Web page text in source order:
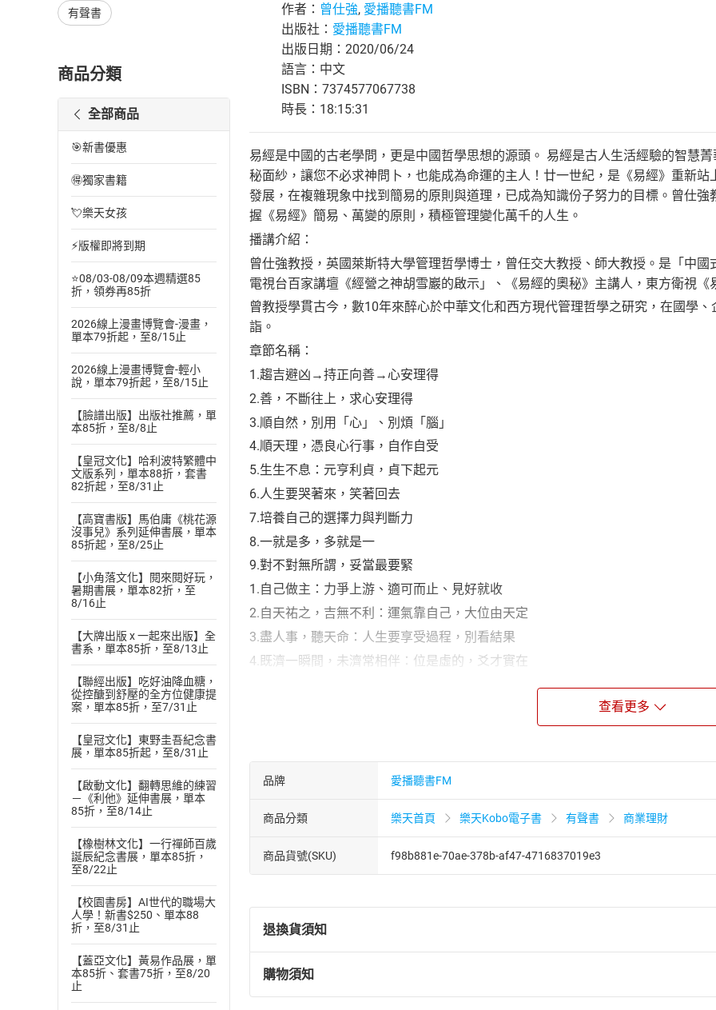
有聲書
商品分類
全部商品
🎯新書優惠
🉐獨家書籍
💘樂天女孩
⚡版權即將到期
⭐08/03-08/09本週精選85
折，領券再85折
2026線上漫畫博覽會-漫畫，
單本79折起，至8/15止
2026線上漫畫博覽會-輕小
說，單本79折起，至8/15止
【臉譜出版】出版社推薦，單
本85折，至8/8止
【皇冠文化】哈利波特繁體中
文版系列，單本88折，套書
82折起，至8/31止
【高寶書版】馬伯庸《桃花源
沒事兒》系列延伸書展，單本
85折起，至8/25止
【小角落文化】閱來閱好玩，
暑期書展，單本82折，至
8/16止
【大牌出版 x 一起來出版】全
書系，單本85折，至8/13止
【聯經出版】吃好油降血糖，
從控醣到舒壓的全方位健康提
案，單本85折，至7/31止
【皇冠文化】東野圭吾紀念書
展，單本85折起，至8/31止
【啟動文化】翻轉思維的練習
－《利他》延伸書展，單本
85折，至8/14止
【橡樹林文化】一行禪師百歲
誕辰紀念書展，單本85折，
至8/22止
【校園書房】AI世代的職場大
人學！新書$250、單本88
折，至8/31止
【蓋亞文化】黃易作品展，單
本85折、套書75折，至8/20
止
作者： 曾仕強, 愛播聽書FM
出版社： 愛播聽書FM
出版日期：2020/06/24
語言：中文
ISBN：7374577067738
時長：18:15:31
易經是中國的古老學問，更是中國哲學思想的源頭。 易經是古人生活經驗的智慧
秘面紗，讓您不必求神問卜，也能成為命運的主人！廿一世紀，是《易經》重新
發展，在複雜現象中找到簡易的原則與道理，已成為知識份子努力的目標。曾仕
握《易經》簡易、萬變的原則，積極管理變化萬千的人生。
播講介紹：
曾仕強教授，英國萊斯特大學管理哲學博士，曾任交大教授、師大教授。是「中
電視台百家講壇《經營之神胡雪巖的啟示」、《易經的奧秘》主講人，東方衛視《
曾教授學貫古今，數10年來醉心於中華文化和西方現代管理哲學之研究，在國學
詣。
章節名稱：
1.趨吉避凶→持正向善→心安理得
2.善，不斷往上，求心安理得
3.順自然，別用「心」、別煩「腦」
4.順天理，憑良心行事，自作自受
5.生生不息：元亨利貞，貞下起元
6.人生要哭著來，笑著回去
7.培養自己的選擇力與判斷力
8.一就是多，多就是一
9.對不對無所謂，妥當最要緊
1.自己做主：力爭上游、適可而止、見好就收
2.自天祐之，吉無不利：運氣靠自己，大位由天定
3.盡人事，聽天命：人生要享受過程，別看結果
4.既濟一瞬間，未濟常相伴：位是虛的，爻才實在
9.天生我材必有用：自我定位，不積極也不消極
2.陰中有陽、陽中有陰，陰陽要調和
3.天乾地坤風巽雷震水坎火離山艮澤兌
4.無可無不可，隨遇而安又擇善固執
6.人生離不開三種卦，一切從數開始
8.易經由123組成
9.活得輕鬆快活的三個功課
查看更多
品牌 愛播聽書FM
商品分類 樂天首頁 樂天Kobo電子書 有聲書 商業理財
商品貨號(SKU) f98b881e-70ae-378b-af47-4716837019e3
退換貨須知
退換貨規定：
(一)依消費者保護法第19條第1項後段暨通訊交易解除權合理例外情事適用
購物須知